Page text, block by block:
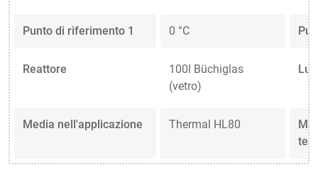
Punto di riferimento 1 0 °C
Reattore
100l Büchiglas
(vetro)
Media nell'applicazione Thermal HL80